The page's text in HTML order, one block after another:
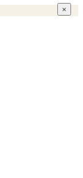
×